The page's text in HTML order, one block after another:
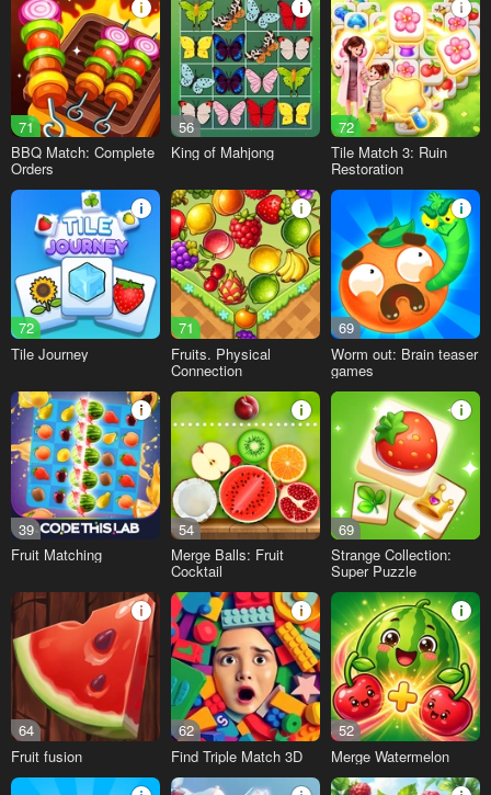
71
BBQ Match: Complete
Orders
56
King of Mahjong
72
Tile Match 3: Ruin
Restoration
72
Tile Journey
71
Fruits. Physical
Connection
69
Worm out: Brain teaser
games
39
Fruit Matching
54
Merge Balls: Fruit
Cocktail
69
Strange Collection:
Super Puzzle
64
Fruit fusion
62
Find Triple Match 3D
52
Merge Watermelon